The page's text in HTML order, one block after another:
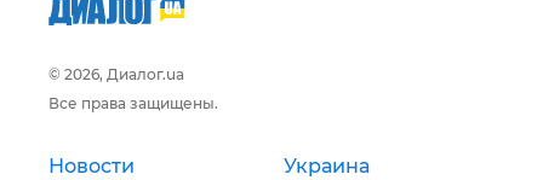
© 2026, Диалог.ua
Все права защищены.
Новости Украина